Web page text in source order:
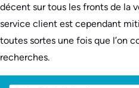
décent sur tous les fronts de la
service client est cependant
toutes sortes une fois que l’on
recherches.